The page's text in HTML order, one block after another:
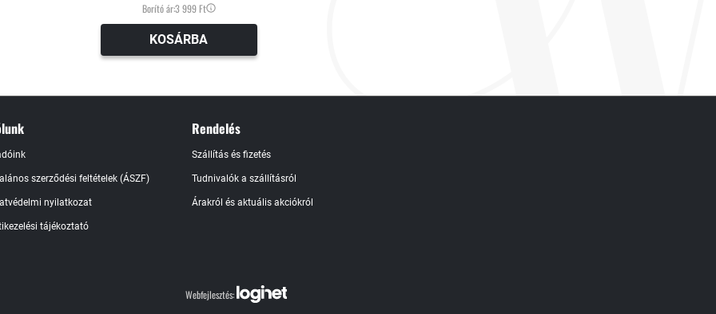
Borító ár:3 999 Ft
KOSÁRBA
szerződési feltételek (ÁSZF)
nyilatkozat
tájékoztató
Rendelés
Szállítás és fizetés
Tudnivalók a szállításról
Árakról és aktuális akciókról
Webfejlesztés: